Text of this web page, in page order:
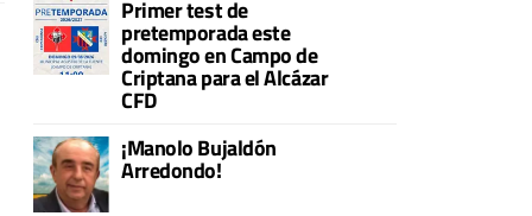
Primer test de
pretemporada este
domingo en Campo de
Criptana para el Alcázar
CFD
¡Manolo Bujaldón
Arredondo!